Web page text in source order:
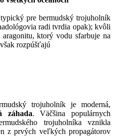
pre bermudský trojuholník
radi tvrdia opak); kvôli
ktorý vodu sfarbuje na
rozpúšťajú
trojuholník je moderná,
záhada. Väčšina populárnych
trojuholníka vznikla
z prvých veľkých propagátorov